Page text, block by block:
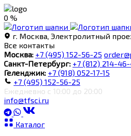
0 %
г. Москва, Электролитный
Все контакты
Москва: +7 (495) 152-56-25
Санкт-Петербург: +7 (812) 214-
Геленджик: +7 (918) 052-17-15
+7 (495) 152-56-25
Ежедневно с 10:00 до 20:00
info@tfsci.ru
Каталог